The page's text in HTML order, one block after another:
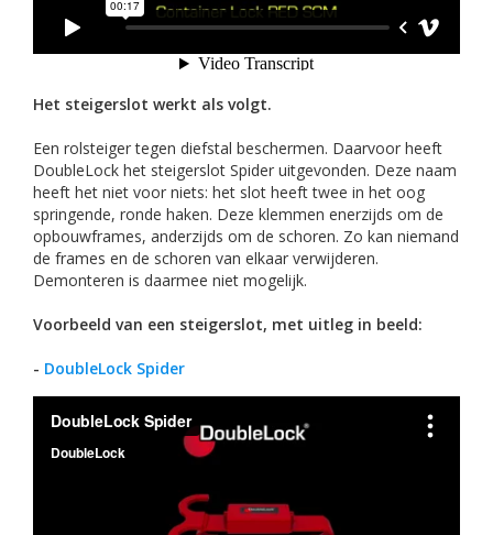
Het steigerslot werkt als volgt.
Een rolsteiger tegen diefstal beschermen. Daarvoor heeft
DoubleLock het steigerslot Spider uitgevonden. Deze naam
heeft het niet voor niets: het slot heeft twee in het oog
springende, ronde haken. Deze klemmen enerzijds om de
opbouwframes, anderzijds om de schoren. Zo kan niemand
de frames en de schoren van elkaar verwijderen.
Demonteren is daarmee niet mogelijk.
Voorbeeld van een steigerslot, met uitleg in beeld:
- DoubleLock Spider